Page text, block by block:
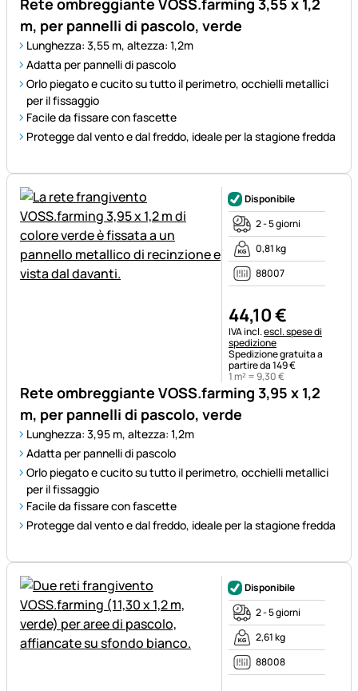
Rete ombreggiante VOSS.farming 3,55 x 1,2
m, per pannelli di pascolo, verde
Lunghezza: 3,55 m, altezza: 1,2m
Adatta per pannelli di pascolo
Orlo piegato e cucito su tutto il perimetro, occhielli metallici
per il fissaggio
Facile da fissare con fascette
Protegge dal vento e dal freddo, ideale per la stagione fredda
Rete ombreggiante VOSS.farming 3,95 x 1,2
m, per pannelli di pascolo, verde
Lunghezza: 3,95 m, altezza: 1,2m
Adatta per pannelli di pascolo
Orlo piegato e cucito su tutto il perimetro, occhielli metallici
per il fissaggio
Facile da fissare con fascette
Protegge dal vento e dal freddo, ideale per la stagione fredda
Disponibile
2 - 5 giorni
0,81 kg
88007
44,10€
Informazioni fiscali:
IVA incl.escl. spese di
spedizione
Spedizione gratuita a
partire da 149 €
1 m² =9,30€
Disponibile
2 - 5 giorni
2,61 kg
88008